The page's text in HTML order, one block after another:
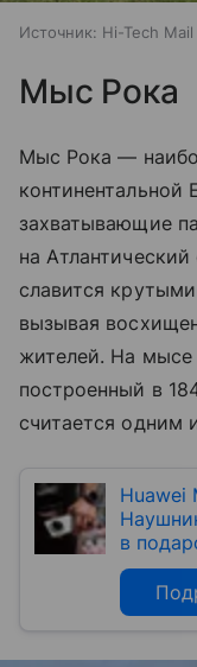
Источник: Hi-Tech Mail
Мыс Рока
Мыс Рока —
захватывающие
на
славится
вызывая
жителей. На мысе
построенный в
считается одним
Huawei
в